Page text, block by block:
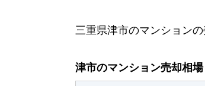
三重県津市のマンション
津市のマンション売却相場